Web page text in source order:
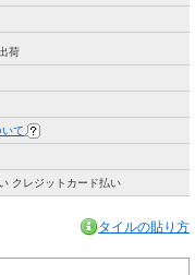
荷
て
クレジットカード払い
タイルの貼り方